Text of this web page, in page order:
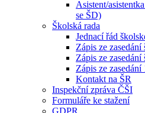
Asistent/
se ŠD)
Školská rada
Jednací řád
Zápis ze
Zápis ze
Zápis ze
Kontakt na ŠR
Inspekční zpráva ČŠI
Formuláře ke stažení
GDPR